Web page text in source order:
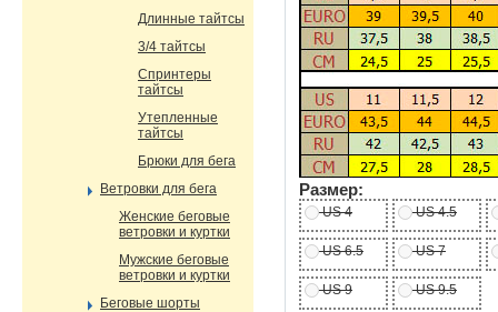
Размер:
US 4 US 4.5
US 6.5 US 7
US 9 US 9.5
Длинные тайтсы
3/4 тайтсы
Спринтеры
тайтсы
Утепленные
тайтсы
Брюки для бега
Ветровки для бега
Женские беговые
ветровки и куртки
Мужские беговые
ветровки и куртки
Беговые шорты